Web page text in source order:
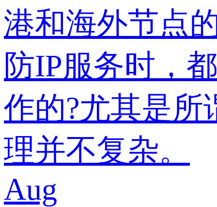
港和海外节点
防IP服务时，
作的?尤其是所
理并不复杂。
Aug